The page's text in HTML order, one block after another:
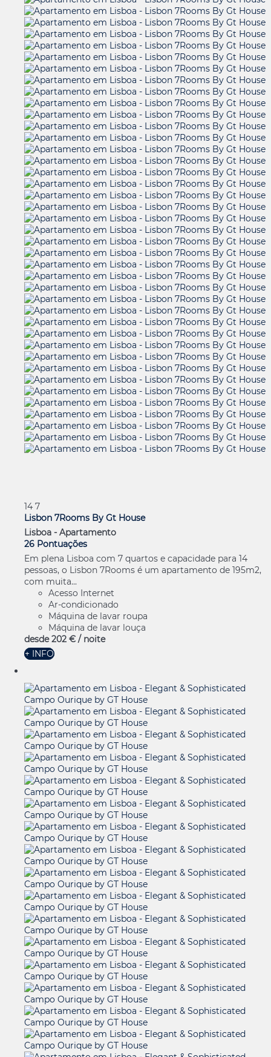
14 7
Lisbon 7Rooms By Gt House
Lisboa - Apartamento
26 Pontuações
Em plena Lisboa com 7 quartos e capacidade para 14
pessoas, o Lisbon 7Rooms é um apartamento de 195m2,
com muita...
Acesso Internet
Ar-condicionado
Máquina de lavar roupa
Máquina de lavar louça
desde 202 € / noite
+ INFO